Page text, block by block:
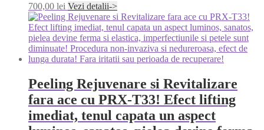
700,00 lei Vezi detalii->
Peeling Rejuvenare si Revitalizare
fara ace cu PRX-T33! Efect lifting
imediat, tenul capata un aspect